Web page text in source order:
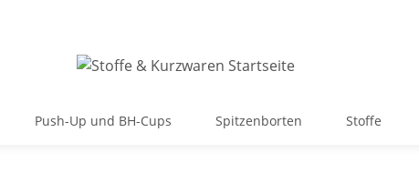
Push-Up und BH-Cups Spitzenborten Stoffe